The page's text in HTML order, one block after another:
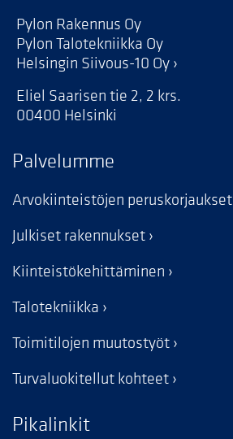
Pylon Rakennus Oy
Pylon Talotekniikka Oy
Helsingin Siivous-10 Oy
Eliel Saarisen tie 2, 2 krs.
00400 Helsinki
Palvelumme
Arvokiinteistöjen peruskorjaukset
Julkiset rakennukset
Kiinteistökehittäminen
Talotekniikka
Toimitilojen muutostyöt
Turvaluokitellut kohteet
Pikalinkit